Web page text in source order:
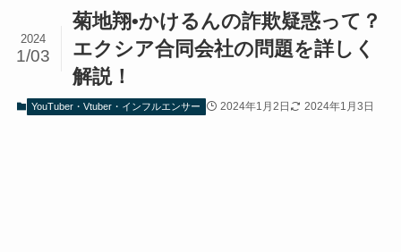
菊地翔•かけるんの詐欺疑惑って？
エクシア合同会社の問題を詳しく
解説！
2024
1/03
YouTuber・Vtuber・インフルエンサー 2024年1月2日 2024年1月3日